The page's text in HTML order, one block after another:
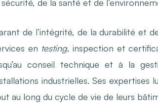
sécurité, de la santé et de
de l’intégrité, de la durabilité et
en testing, inspection et
conseil technique et à la
industrielles. Ses
au long du cycle de vie de leurs